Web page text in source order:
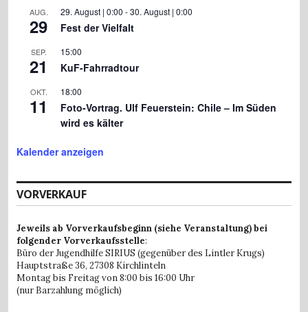
AUG.
29
29. August | 0:00 -30. August | 0:00
Fest der Vielfalt
SEP.
21
15:00
KuF-Fahrradtour
OKT.
11
18:00
Foto-Vortrag. Ulf Feuerstein: Chile – Im Süden
wird es kälter
Kalender anzeigen
VORVERKAUF
Jeweils ab Vorverkaufsbeginn (siehe Veranstaltung) bei
folgender Vorverkaufsstelle:
Büro der Jugendhilfe SIRIUS (gegenüber des Lintler Krugs)
Hauptstraße 36, 27308 Kirchlinteln
Montag bis Freitag von 8:00 bis 16:00 Uhr
(nur Barzahlung möglich)